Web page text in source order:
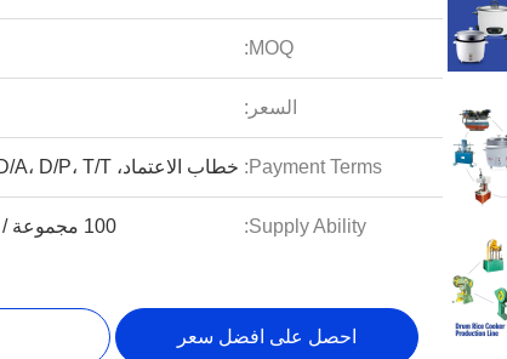
MOQ:
السعر:
Payment Terms: خطاب الاعتماد، D/A، D/P، T/T، ويسترن يونيون
Supply Ability: 100 مجموعة / مجموعات شهريا
احصل على افضل سعر